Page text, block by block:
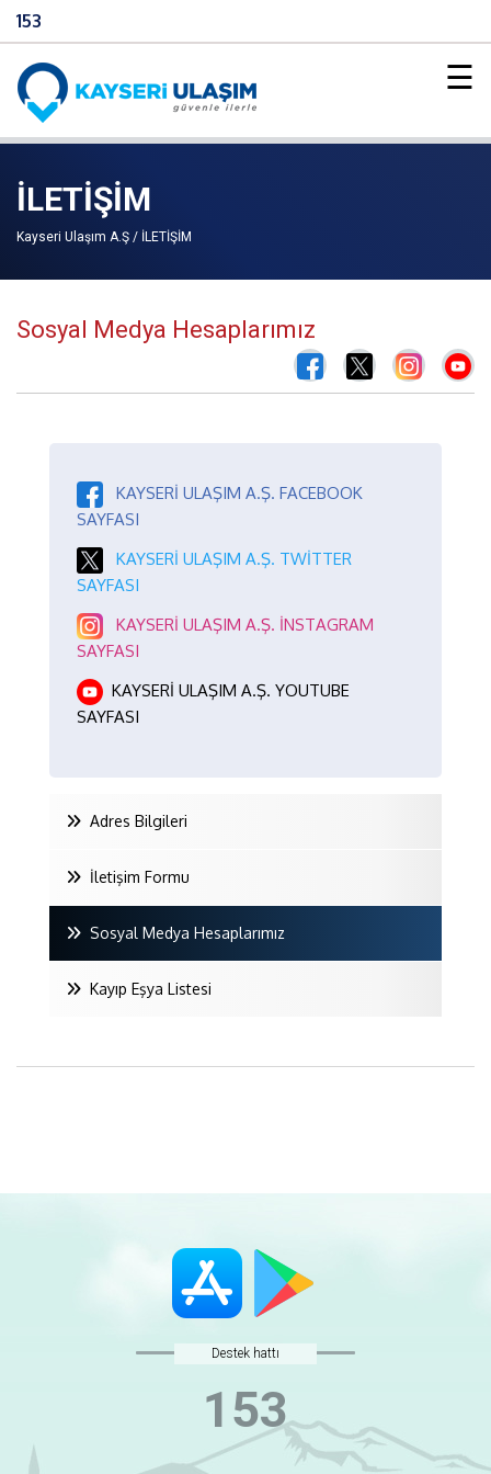
153
×
☰
İLETİŞİM
Kayseri Ulaşım A.Ş / İLETİŞİM
Sosyal Medya Hesaplarımız
KAYSERİ ULAŞIM A.Ş. FACEBOOK
SAYFASI
KAYSERİ ULAŞIM A.Ş. TWİTTER
SAYFASI
KAYSERİ ULAŞIM A.Ş. İNSTAGRAM
SAYFASI
KAYSERİ ULAŞIM A.Ş. YOUTUBE
SAYFASI
Adres Bilgileri
İletişim Formu
Sosyal Medya Hesaplarımız
Kayıp Eşya Listesi
Destek hattı
153